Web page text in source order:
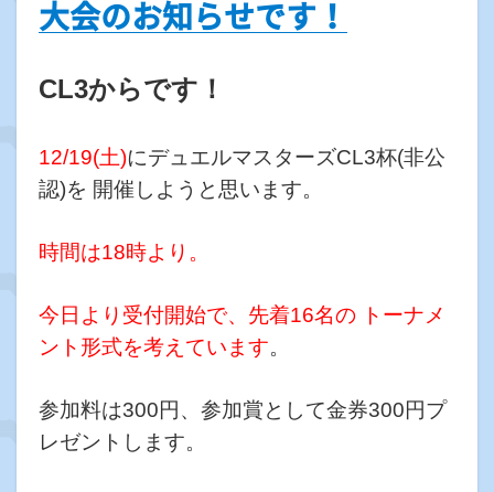
大会のお知らせです！
CL3からです！
12/19(土)にデュエルマスターズCL3杯(非公
認)を 開催しようと思います。
時間は18時より。
今日より受付開始で、先着16名の トーナメ
ント形式を考えています。
参加料は300円、参加賞として金券300円プ
レゼントします。